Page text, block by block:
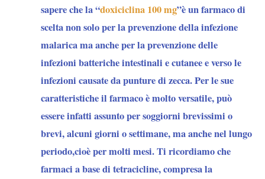
sapere che la “doxiciclina 100 mg”è un farmaco di
scelta non solo per la prevenzione della infezione
malarica ma anche per la prevenzione delle
infezioni batteriche intestinali e cutanee e verso le
infezioni causate da punture di zecca. Per le sue
caratteristiche il farmaco è molto versatile, può
essere infatti assunto per soggiorni brevissimi o
brevi, alcuni giorni o settimane, ma anche nel lungo
periodo,cioè per molti mesi. Ti ricordiamo che
farmaci a base di tetracicline, compresa la